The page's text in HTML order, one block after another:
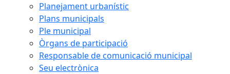
Planejament urbanístic
Plans municipals
Ple municipal
Òrgans de participació
Responsable de comunicació municipal
Seu electrònica